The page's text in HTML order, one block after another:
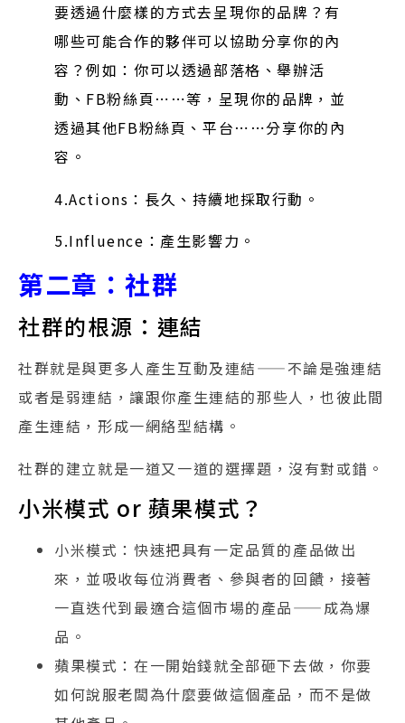
要透過什麼樣的方式去呈現你的品牌？有
哪些可能合作的夥伴可以協助分享你的內
容？例如：你可以透過部落格、舉辦活
動、FB粉絲頁⋯⋯等，呈現你的品牌，並
透過其他FB粉絲頁、平台⋯⋯分享你的內
容。
4.Actions：長久、持續地採取行動。
5.Influence：產生影響力。
第二章：社群
社群的根源：連結
社群就是與更多人產生互動及連結——不論是強連結
或者是弱連結，讓跟你產生連結的那些人，也彼此間
產生連結，形成一網絡型結構。
社群的建立就是一道又一道的選擇題，沒有對或錯。
小米模式 or 蘋果模式？
小米模式：快速把具有一定品質的產品做出
來，並吸收每位消費者、參與者的回饋，接著
一直迭代到最適合這個市場的產品——成為爆
品。
蘋果模式：在一開始錢就全部砸下去做，你要
如何說服老闆為什麼要做這個產品，而不是做